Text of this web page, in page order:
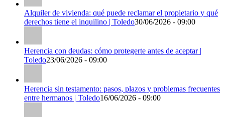
Alquiler de vivienda: qué puede reclamar el propietario y qué
derechos tiene el inquilino | Toledo30/06/2026 - 09:00
Herencia con deudas: cómo protegerte antes de aceptar |
Toledo23/06/2026 - 09:00
Herencia sin testamento: pasos, plazos y problemas frecuentes
entre hermanos | Toledo16/06/2026 - 09:00